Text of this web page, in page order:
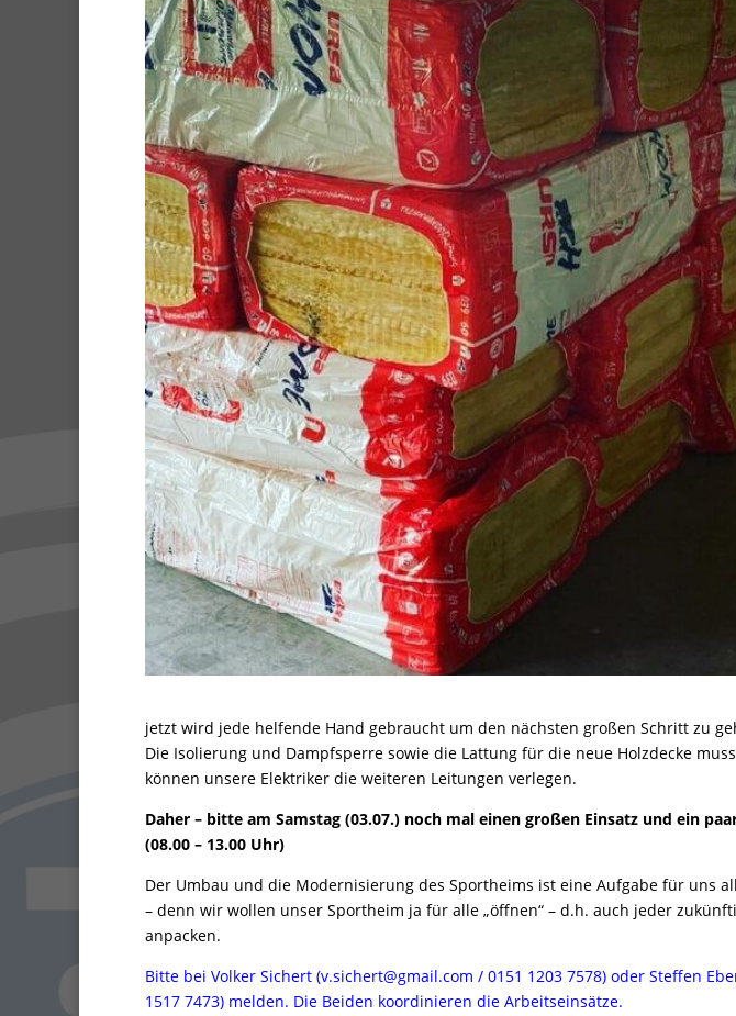
jetzt wird jede helfende Hand gebraucht um den nächsten großen Schritt zu
Die Isolierung und Dampfsperre sowie die Lattung für die neue Holzdecke
können unsere Elektriker die weiteren Leitungen verlegen.
Daher – bitte am Samstag (03.07.) noch mal einen großen Einsatz und ein
(08.00 – 13.00 Uhr)
Der Umbau und die Modernisierung des Sportheims ist eine Aufgabe für uns
– denn wir wollen unser Sportheim ja für alle „öffnen“ – d.h. auch jeder
anpacken.
Bitte bei Volker Sichert (v.sichert@gmail.com / 0151 1203 7578) oder Steffen
1517 7473) melden. Die Beiden koordinieren die Arbeitseinsätze.